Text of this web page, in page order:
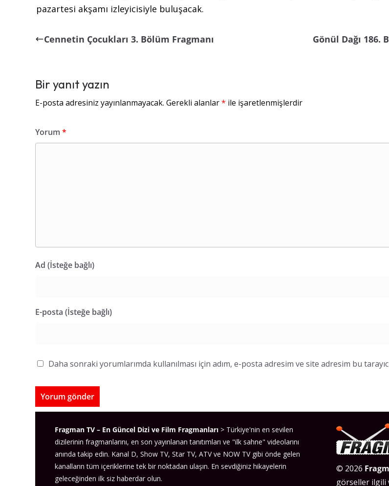
pazartesi akşamı izleyicisiyle buluşacak.
Cennetin Çocukları 3. Bölüm Fragmanı Gönül Dağı 186.
Bir yanıt yazın
E-posta adresiniz yayınlanmayacak. Gerekli alanlar* ile işaretlenmişlerdir
Yorum *
Ad (İsteğe bağlı)
E-posta (İsteğe bağlı)
Daha sonraki yorumlarımda kullanılması için adım, e-posta adresim ve site adresim bu
Fragman TV – En Güncel Dizi ve Film Fragmanları > Türkiye'nin en sevilen
dizilerinin fragmanlarını, en son yayınlanan tanıtımları ve "ilk sahne" videolarını
anında takip edin. Kanal D, Show TV, Star TV, ATV ve NOW TV gibi önde gelen
kanalların tüm içeriklerine tek bir noktadan ulaşın. En sevdiğiniz hikayelerin
geleceğinden ilk siz haberdar olun.
© 2026
görseller ilgili